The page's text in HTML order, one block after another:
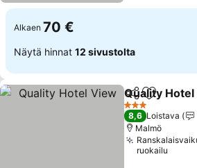
Alkaen 70 €
Näytä hinnat 12 sivustolta
Jaa Lisää
Quality
3 Tähtiluokitus
8,6 Loistava
Malmö
ruokailu